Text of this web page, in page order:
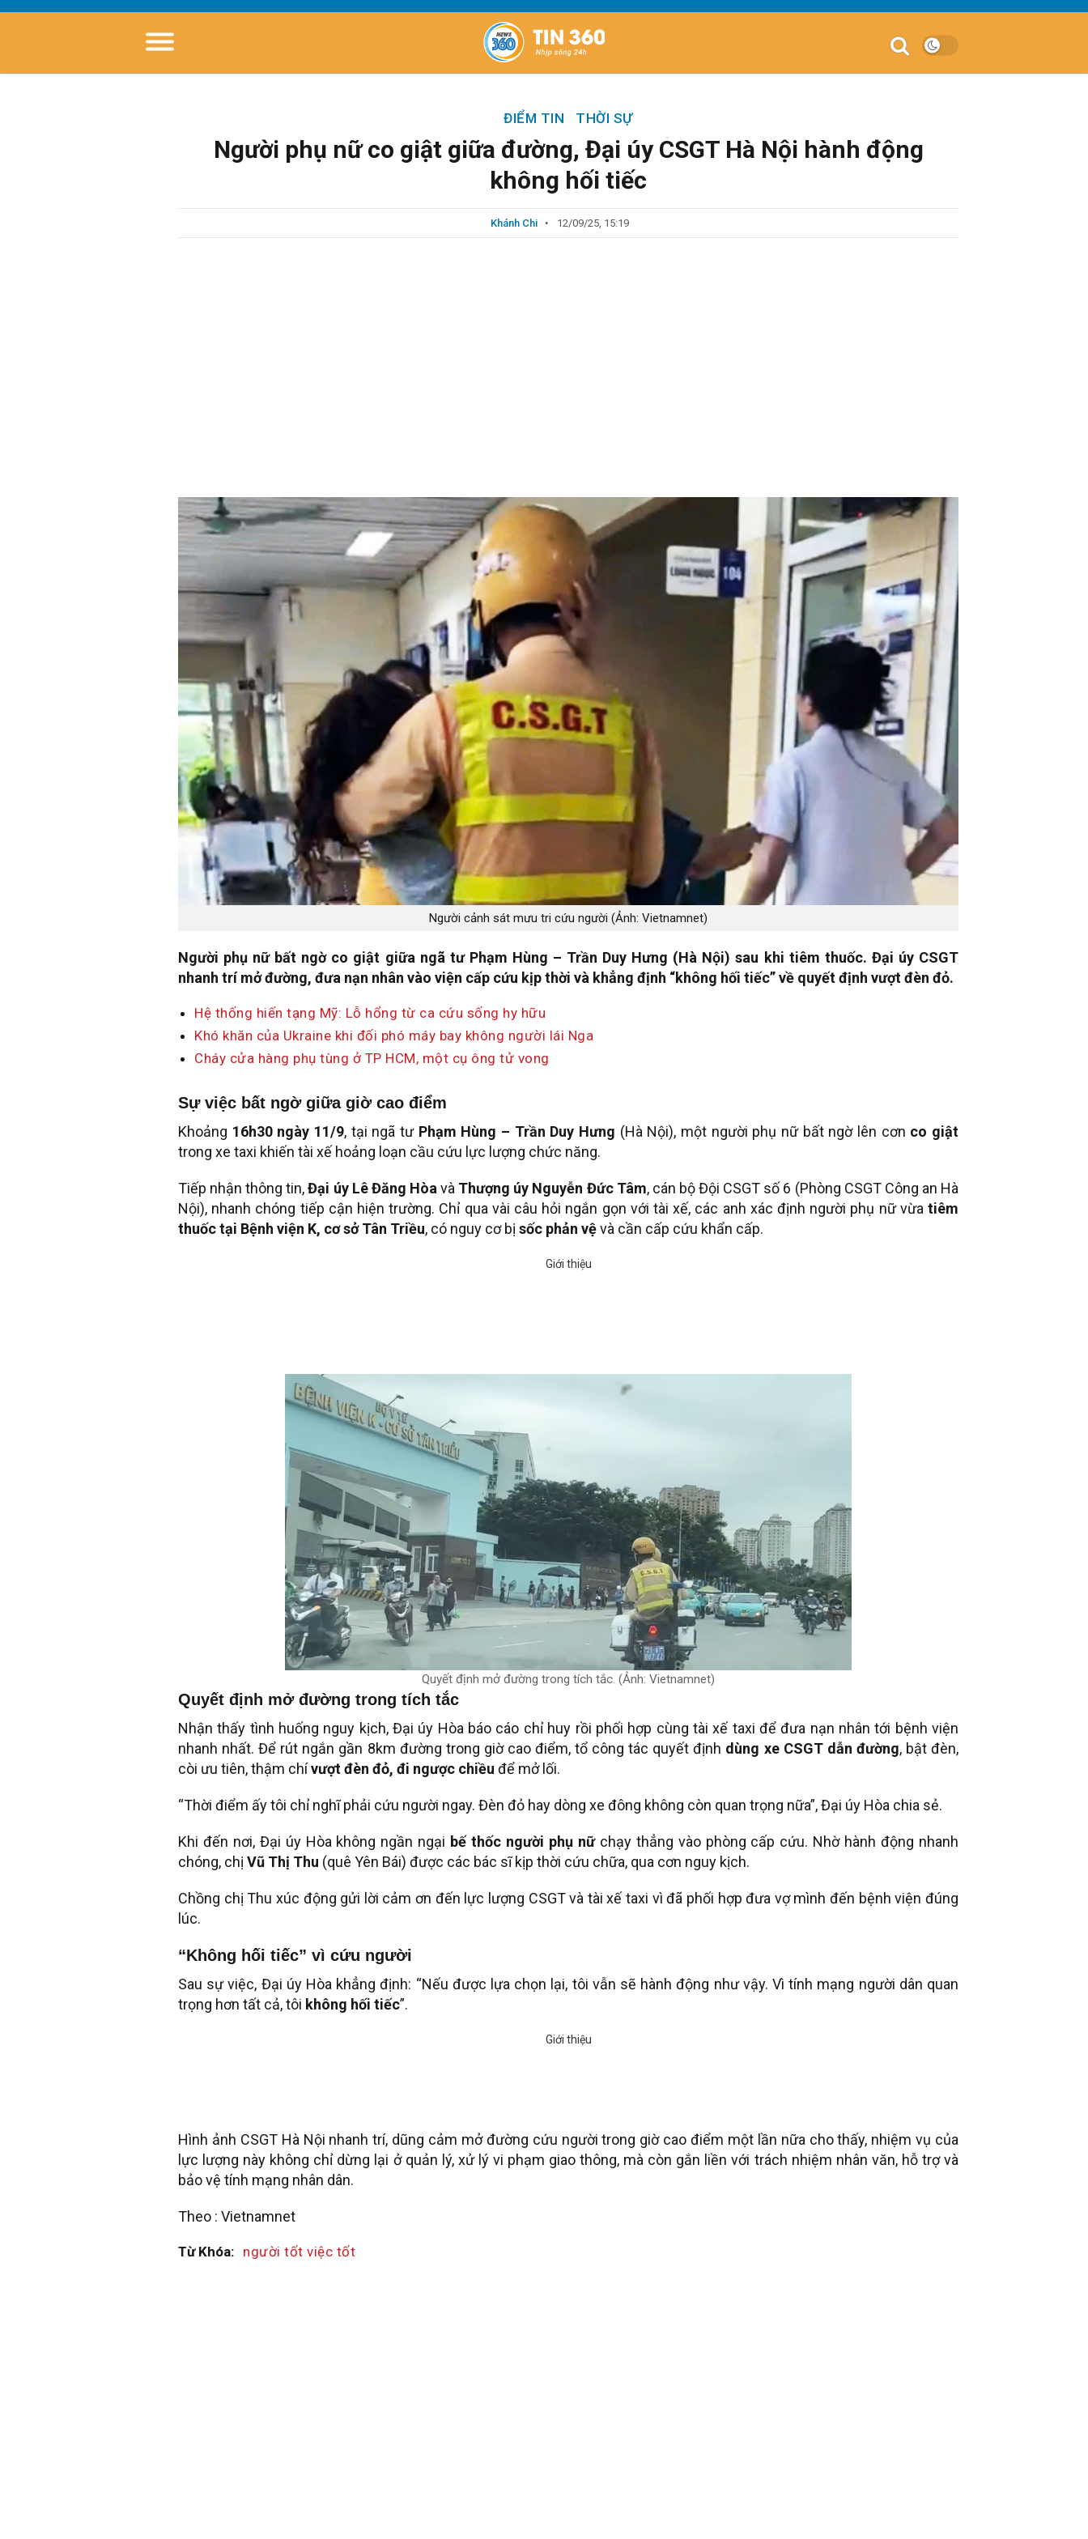
ĐIỂM TIN THỜI SỰ
Người phụ nữ co giật giữa đường, Đại úy CSGT Hà Nội hành động
không hối tiếc
Khánh Chi 12/09/25, 15:19
Người cảnh sát mưu tri cứu người (Ảnh: Vietnamnet)
Người phụ nữ bất ngờ co giật giữa ngã tư Phạm Hùng – Trần Duy Hưng (Hà Nội) sau khi tiêm thuốc. Đại úy CSGT
nhanh trí mở đường, đưa nạn nhân vào viện cấp cứu kịp thời và khẳng định “không hối tiếc” về quyết định vượt đèn đỏ.
Hệ thống hiến tạng Mỹ: Lỗ hổng từ ca cứu sống hy hữu
Khó khăn của Ukraine khi đối phó máy bay không người lái Nga
Cháy cửa hàng phụ tùng ở TP HCM, một cụ ông tử vong
Sự việc bất ngờ giữa giờ cao điểm
Khoảng 16h30 ngày 11/9, tại ngã tư Phạm Hùng – Trần Duy Hưng (Hà Nội), một người phụ nữ bất ngờ lên cơn co giật
trong xe taxi khiến tài xế hoảng loạn cầu cứu lực lượng chức năng.
Tiếp nhận thông tin,Đại úy Lê Đăng Hòa và Thượng úy Nguyễn Đức Tâm, cán bộ Đội CSGT số 6 (Phòng CSGT Công an Hà
Nội), nhanh chóng tiếp cận hiện trường. Chỉ qua vài câu hỏi ngắn gọn với tài xế, các anh xác định người phụ nữ vừa tiêm
thuốc tại Bệnh viện K, cơ sở Tân Triều, có nguy cơ bị sốc phản vệvà cần cấp cứu khẩn cấp.
Quyết định mở đường trong tích tắc. (Ảnh: Vietnamnet)
Quyết định mở đường trong tích tắc
Nhận thấy tình huống nguy kịch, Đại úy Hòa báo cáo chỉ huy rồi phối hợp cùng tài xế taxi để đưa nạn nhân tới bệnh viện
nhanh nhất. Để rút ngắn gần 8km đường trong giờ cao điểm, tổ công tác quyết định dùng xe CSGT dẫn đường, bật đèn,
còi ưu tiên, thậm chívượt đèn đỏ, đi ngược chiều để mở lối.
“Thời điểm ấy tôi chỉ nghĩ phải cứu người ngay. Đèn đỏ hay dòng xe đông không còn quan trọng nữa”, Đại úy Hòa chia sẻ.
Khi đến nơi, Đại úy Hòa không ngần ngại bế thốc người phụ nữchạy thẳng vào phòng cấp cứu. Nhờ hành động nhanh
chóng, chị Vũ Thị Thu (quê Yên Bái) được các bác sĩ kịp thời cứu chữa, qua cơn nguy kịch.
Chồng chị Thu xúc động gửi lời cảm ơn đến lực lượng CSGT và tài xế taxi vì đã phối hợp đưa vợ mình đến bệnh viện đúng
lúc.
“Không hối tiếc” vì cứu người
Sau sự việc, Đại úy Hòa khẳng định: “Nếu được lựa chọn lại, tôi vẫn sẽ hành động như vậy. Vì tính mạng người dân quan
trọng hơn tất cả, tôi không hối tiếc”.
Hình ảnh CSGT Hà Nội nhanh trí, dũng cảm mở đường cứu người trong giờ cao điểm một lần nữa cho thấy, nhiệm vụ của
lực lượng này không chỉ dừng lại ở quản lý, xử lý vi phạm giao thông, mà còn gắn liền với trách nhiệm nhân văn, hỗ trợ và
bảo vệ tính mạng nhân dân.
Theo : Vietnamnet
Từ Khóa: người tốt việc tốt